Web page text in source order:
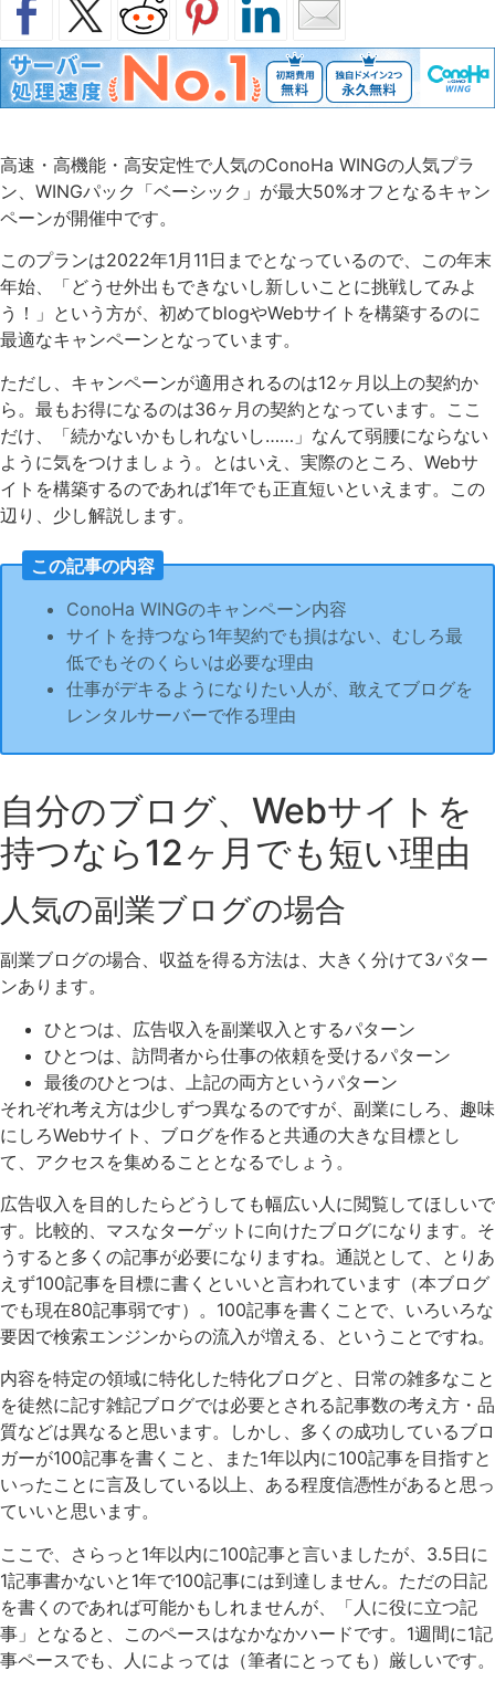
高速・高機能・高安定性で人気のConoHa WINGの人気プラ
ン、WINGパック「ベーシック」が最大50%オフとなるキャン
ペーンが開催中です。
このプランは2022年1月11日までとなっているので、この年末
年始、「どうせ外出もできないし新しいことに挑戦してみよ
う！」という方が、初めてblogやWebサイトを構築するのに
最適なキャンペーンとなっています。
ただし、キャンペーンが適用されるのは12ヶ月以上の契約か
ら。最もお得になるのは36ヶ月の契約となっています。ここ
だけ、「続かないかもしれないし……」なんて弱腰にならない
ように気をつけましょう。とはいえ、実際のところ、Webサ
イトを構築するのであれば1年でも正直短いといえます。この
辺り、少し解説します。
この記事の内容
ConoHa WINGのキャンペーン内容
サイトを持つなら1年契約でも損はない、むしろ最
低でもそのくらいは必要な理由
仕事がデキるようになりたい人が、敢えてブログを
レンタルサーバーで作る理由
自分のブログ、Webサイトを
持つなら12ヶ月でも短い理由
人気の副業ブログの場合
副業ブログの場合、収益を得る方法は、大きく分けて3パター
ンあります。
ひとつは、広告収入を副業収入とするパターン
ひとつは、訪問者から仕事の依頼を受けるパターン
最後のひとつは、上記の両方というパターン
それぞれ考え方は少しずつ異なるのですが、副業にしろ、趣味
にしろWebサイト、ブログを作ると共通の大きな目標とし
て、アクセスを集めることとなるでしょう。
広告収入を目的したらどうしても幅広い人に閲覧してほしいで
す。比較的、マスなターゲットに向けたブログになります。そ
うすると多くの記事が必要になりますね。通説として、とりあ
えず100記事を目標に書くといいと言われています（本ブログ
でも現在80記事弱です）。100記事を書くことで、いろいろな
要因で検索エンジンからの流入が増える、ということですね。
内容を特定の領域に特化した特化ブログと、日常の雑多なこと
を徒然に記す雑記ブログでは必要とされる記事数の考え方・品
質などは異なると思います。しかし、多くの成功しているブロ
ガーが100記事を書くこと、また1年以内に100記事を目指すと
いったことに言及している以上、ある程度信憑性があると思っ
ていいと思います。
ここで、さらっと1年以内に100記事と言いましたが、3.5日に
1記事書かないと1年で100記事には到達しません。ただの日記
を書くのであれば可能かもしれませんが、「人に役に立つ記
事」となると、このペースはなかなかハードです。1週間に1記
事ペースでも、人によっては（筆者にとっても）厳しいです。